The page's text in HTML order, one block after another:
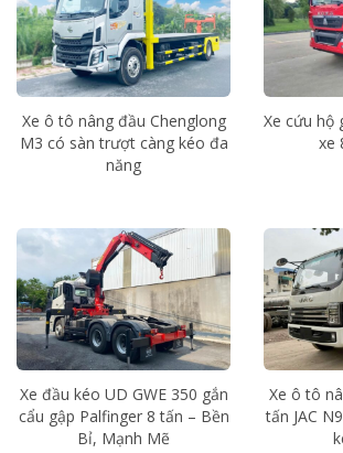
Xe ô tô nâng đầu Chenglong
M3 có sàn trượt càng kéo đa
năng
Xe cứu hộ
xe
Xe đầu kéo UD GWE 350 gắn
cẩu gập Palfinger 8 tấn – Bền
Bỉ, Mạnh Mẽ
Xe ô tô
tấn JAC